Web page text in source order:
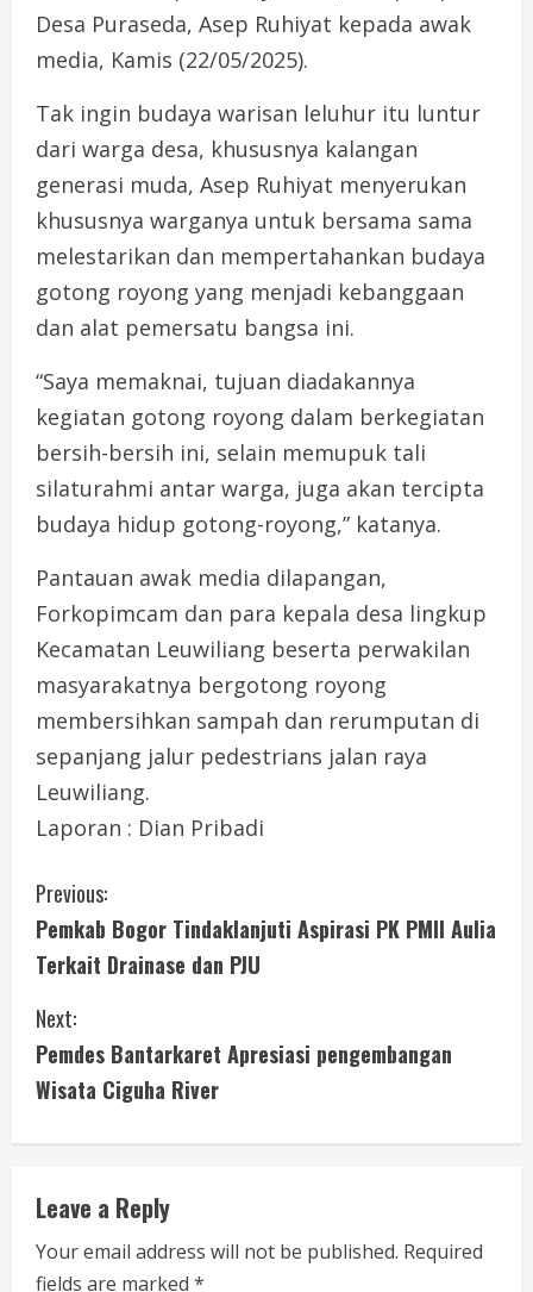
Desa Puraseda, Asep Ruhiyat kepada awak
media, Kamis (22/05/2025).
Tak ingin budaya warisan leluhur itu luntur
dari warga desa, khususnya kalangan
generasi muda, Asep Ruhiyat menyerukan
khususnya warganya untuk bersama sama
melestarikan dan mempertahankan budaya
gotong royong yang menjadi kebanggaan
dan alat pemersatu bangsa ini.
“Saya memaknai, tujuan diadakannya
kegiatan gotong royong dalam berkegiatan
bersih-bersih ini, selain memupuk tali
silaturahmi antar warga, juga akan tercipta
budaya hidup gotong-royong,” katanya.
Pantauan awak media dilapangan,
Forkopimcam dan para kepala desa lingkup
Kecamatan Leuwiliang beserta perwakilan
masyarakatnya bergotong royong
membersihkan sampah dan rerumputan di
sepanjang jalur pedestrians jalan raya
Leuwiliang.
Laporan : Dian Pribadi
C
o
n
t
i
n
u
e
Previous:
Pemkab Bogor Tindaklanjuti Aspirasi PK PMII Aulia
Terkait Drainase dan PJU
Next:
Pemdes Bantarkaret Apresiasi pengembangan
Wisata Ciguha River
Leave a Reply
Your email address will not be published. Required
fields are marked *